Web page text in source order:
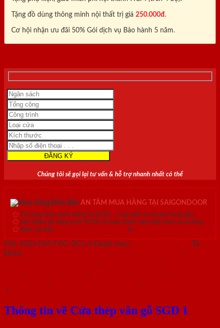
Tặng đồ dùng thông minh nội thất trị giá 250.000đ.
Cơ hội nhận ưu đãi 50% Gói dịch vụ Bảo hành 5 năm.
Chúng tôi sẽ gọi lại tư vấn & hỗ trợ nhanh nhất có thể
AN TÂM MUA HÀNG TẠI SAIGONDOOR
Thương hiệu danh tiếng từ 2010 - Luôn đặt uy tín lên hàng đầu.
Sản phẩm đa dạng mới 100% và luôn được cập nhật theo xu hướng.
Xem chi tiết:
&
Mã: SGD-KM.TVG-2CL-4 Danh mục:
Từ
khóa:
, , ,
, , ,
, , ,
, , ,
Thông tin về Cửa thép vân gỗ SGD 1